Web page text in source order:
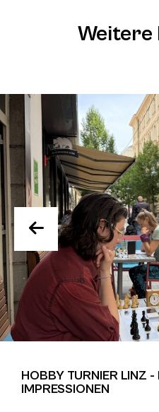
Weitere
HOBBY TURNIER LINZ
IMPRESSIONEN